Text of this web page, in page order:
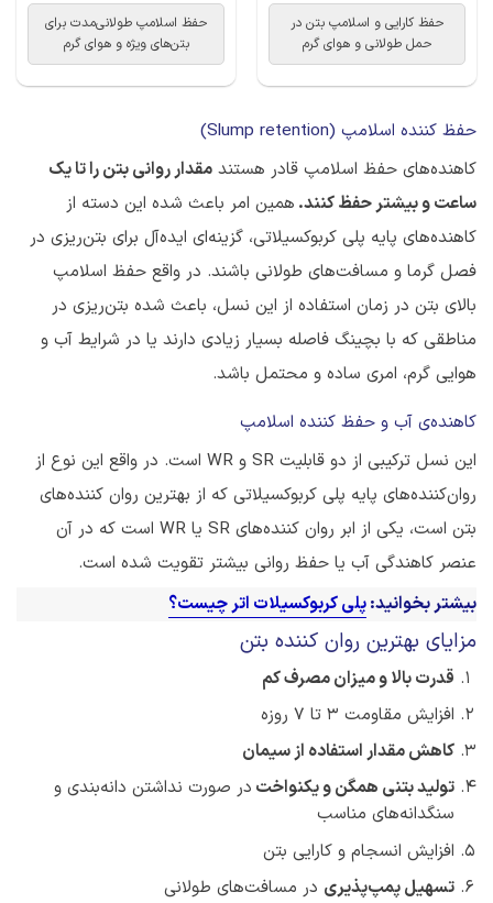
حفظ کارایی و اسلامپ بتن در
حمل طولانی و هوای گرم
حفظ اسلامپ طولانی‌مدت برای
بتن‌های ویژه و هوای گرم
حفظ کننده اسلامپ (Slump retention)
کاهنده‌های حفظ اسلامپ قادر هستند مقدار روانی بتن را تا یک
ساعت و بیشتر حفظ کنند. همین امر باعث شده این دسته از
کاهنده‌های پایه پلی کربوکسیلاتی، گزینه‌ای ایده‌آل برای بتن‌ریزی در
فصل گرما و مسافت‌های طولانی باشند. در واقع حفظ اسلامپ
بالای بتن در زمان استفاده از این نسل، باعث شده بتن‌ریزی در
مناطقی که با بچینگ فاصله بسیار زیادی دارند یا در شرایط آب و
هوایی گرم، امری ساده و محتمل باشد.
کاهنده‌ی آب و حفظ کننده اسلامپ
این نسل ترکیبی از دو قابلیت SR و WR است. در واقع این نوع از
روان‌کننده‌های پایه پلی کربوکسیلاتی که از بهترین روان کننده‌های
بتن است، یکی از ابر روان کننده‌های SR یا WR است که در آن
عنصر کاهندگی آب یا حفظ روانی بیشتر تقویت شده است.
بیشتر بخوانید:پلی کربوکسیلات اتر چیست؟
مزایای بهترین روان کننده بتن
قدرت بالا و میزان مصرف کم
افزایش مقاومت 3 تا 7 روزه
کاهش مقدار استفاده از سیمان
تولید بتنی همگن و یکنواخت در صورت نداشتن دانه‌بندی و
سنگدانه‌های مناسب
افزایش انسجام و کارایی بتن
تسهیل پمپ‌پذیری در مسافت‌های طولانی